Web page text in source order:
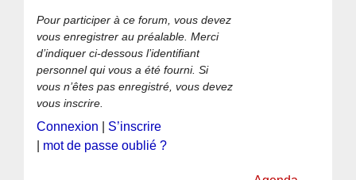
Pour participer à ce forum, vous devez
vous enregistrer au préalable. Merci
d’indiquer ci-dessous l’identifiant
personnel qui vous a été fourni. Si
vous n’êtes pas enregistré, vous devez
vous inscrire.
Connexion
S’inscrire
mot de passe oublié ?